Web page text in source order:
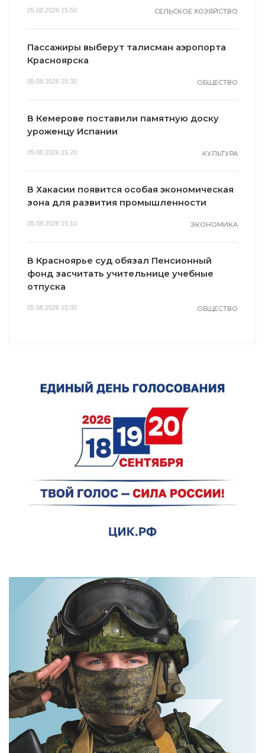
05.08.2026 15:50 СЕЛЬСКОЕ ХОЗЯЙСТВО
Пассажиры выберут талисман аэропорта
Красноярска
05.08.2026 15:30 ОБЩЕСТВО
В Кемерове поставили памятную доску
уроженцу Испании
05.08.2026 15:20 КУЛЬТУРА
В Хакасии появится особая экономическая
зона для развития промышленности
05.08.2026 15:10 ЭКОНОМИКА
В Красноярье суд обязал Пенсионный
фонд засчитать учительнице учебные
отпуска
05.08.2026 15:00 ОБЩЕСТВО